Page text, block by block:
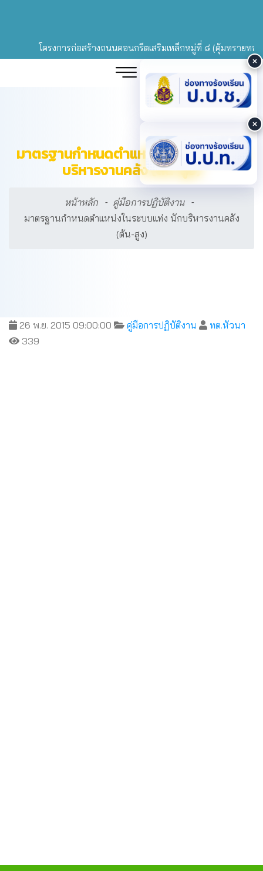
โครงการก่อสร้างถนนคอนกรีตเสริมเหล็กหมู่ที่ ๘ (คุ้มทรายทอง)
มาตรฐานกำหนดตำแหน่งในระบบแท่ง นัก
บริหารงานคลัง (ต้น-สูง)
หน้าหลัก
คู่มือการปฏิบัติงาน
มาตรฐานกำหนดตำแหน่งในระบบแท่ง นักบริหารงานคลัง
(ต้น-สูง)
26 พ.ย. 2015 09:00:00 คู่มือการปฏิบัติงาน
ทต.หัวนา
339